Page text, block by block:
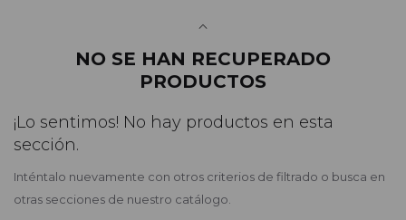
NO SE HAN RECUPERADO
PRODUCTOS
¡Lo sentimos! No hay productos en esta
sección.
Inténtalo nuevamente con otros criterios de filtrado o busca en
otras secciones de nuestro catálogo.